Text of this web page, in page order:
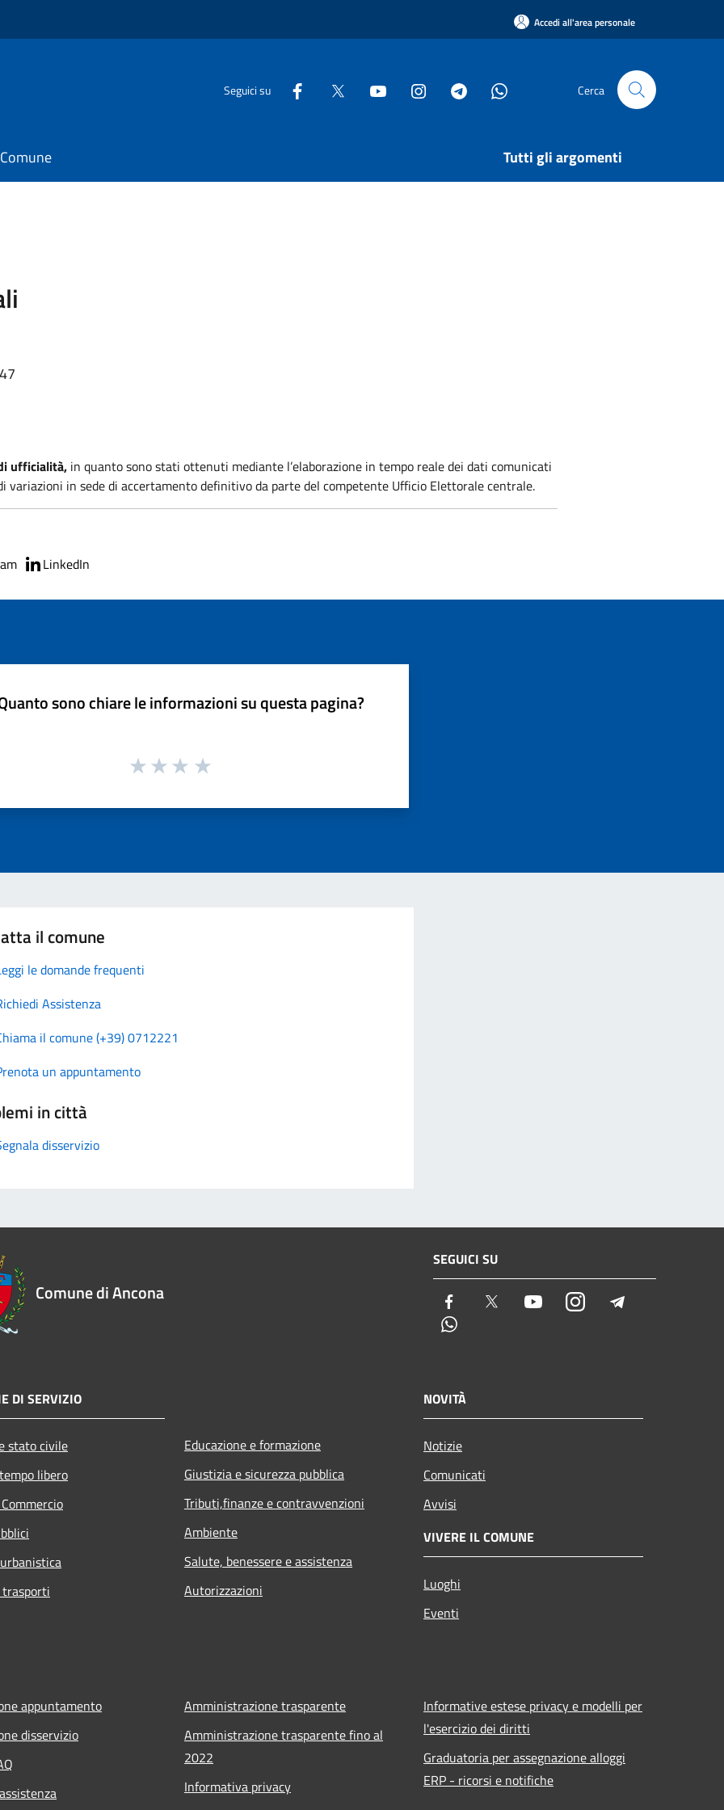
Accedi all'area personale
Seguici su Cerca
Tutti gli argomenti
ufficialità, in quanto sono stati ottenuti mediante l’elaborazione in tempo reale dei dati comunicati
variazioni in sede di accertamento definitivo da parte del competente Ufficio Elettorale centrale.
LinkedIn
sono chiare le informazioni su questa pagina?
il comune
le domande frequenti
Assistenza
il comune (+39) 0712221
un appuntamento
in città
disservizio
Comune di Ancona
SEGUICI SU
Facebook Twitter YoutubeInstagram
DI SERVIZIO
stato civile
libero
Educazione e formazione
Giustizia e sicurezza pubblica
Tributi,finanze e contravvenzioni
Ambiente
Salute, benessere e assistenza
Autorizzazioni
NOVITÀ
Notizie
Comunicati
Avvisi
VIVERE IL COMUNE
Luoghi
Eventi
appuntamento
disservizio
Amministrazione trasparente
Amministrazione trasparente fino al
2022
Informativa privacy
Informative estese privacy e modelli per
l'esercizio dei diritti
Graduatoria per assegnazione alloggi
ERP - ricorsi e notifiche